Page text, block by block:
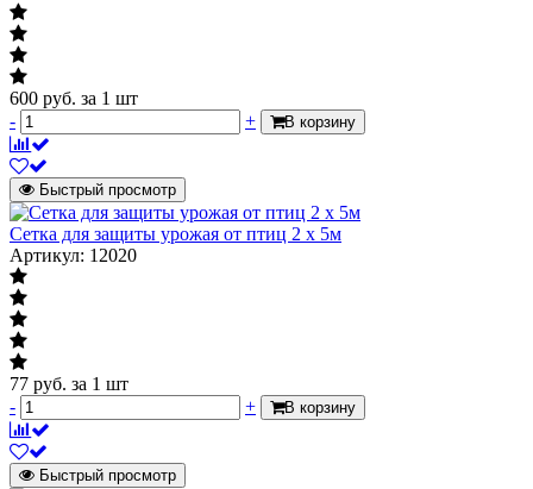
600 руб. за 1 шт
-
+ В корзину
Быстрый просмотр
Cетка для защиты урожая от птиц 2 х 5м
Артикул: 12020
77 руб. за 1 шт
-
+ В корзину
Быстрый просмотр